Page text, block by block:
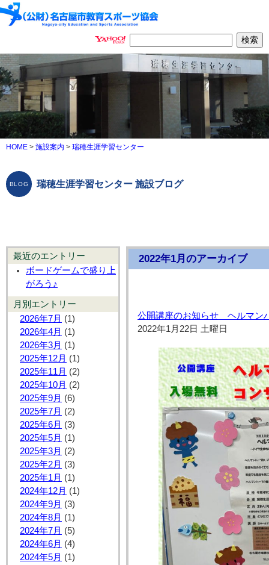
HOME > 施設案内 > 瑞穂生涯学習センター
瑞穂生涯学習センター 施設ブログ
最近のエントリー
ボードゲームで盛り上
がろう♪
月別エントリー
2026年7月 (1)
2026年4月 (1)
2026年3月 (1)
2025年12月 (1)
2025年11月 (2)
2025年10月 (2)
2025年9月 (6)
2025年7月 (2)
2025年6月 (3)
2025年5月 (1)
2025年3月 (2)
2025年2月 (3)
2025年1月 (1)
2024年12月 (1)
2024年9月 (3)
2024年8月 (1)
2024年7月 (5)
2024年6月 (4)
2024年5月 (1)
2022年1月のアーカイブ
公開講座のお知らせ ヘルマン
2022年1月22日 土曜日